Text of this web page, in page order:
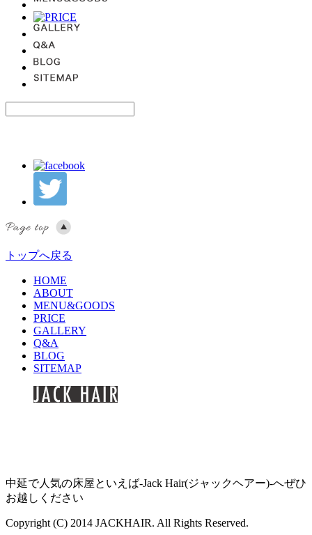
トップへ戻る
HOME
ABOUT
MENU&GOODS
PRICE
GALLERY
Q&A
BLOG
SITEMAP
中延で人気の床屋といえば-Jack Hair(ジャックヘアー)-へぜひ
お越しください
Copyright (C) 2014 JACKHAIR. All Rights Reserved.